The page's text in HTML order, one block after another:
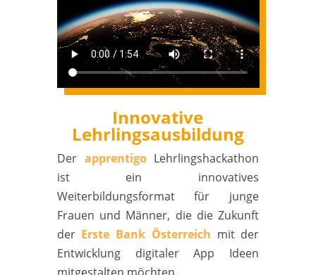
Innovative
Lehrlingsausbildung
Der apprentigoLehrlingshackathon
ist ein innovatives
Weiterbildungsformat für junge
Frauen und Männer, die die Zukunft
der Erste Bank Österreich mit der
Entwicklung digitaler App Ideen